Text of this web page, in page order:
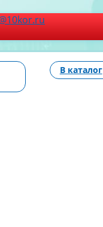
В каталог